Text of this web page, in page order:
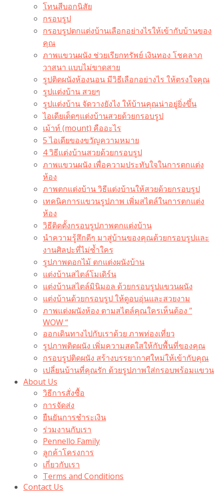
โทนสีบอกนิสัย
กรอบรูป
กรอบรูปตกแต่งบ้านเลือกอย่างไรให้เข้ากับบ้านของ
คุณ
ภาพแขวนผนัง ช่วยเรียกทรัพย์ เงินทอง โชคลาภ
วาสนา แบบไม่ขาดสาย
รูปติดผนังห้องนอน มีวิธีเลือกอย่างไร ให้ตรงใจคุณ
รูปแต่งบ้าน สวยๆ
รูปแต่งบ้าน จัดวางยังไง ให้บ้านคุณน่าอยู่ยิ่งขึ้น
ไอเดียเด็ดๆแต่งบ้านสวยด้วยกรอบรูป
เม้าท์ (mount) คืออะไร​
5 ไอเดียของขวัญความหมาย
4 วิธีแต่งบ้านสวยด้วยกรอบรูป
ภาพแขวนผนัง เพื่อความประทับใจในการตกแต่ง
ห้อง
ภาพตกแต่งบ้าน วิธีแต่งบ้านให้สวยด้วยกรอบรูป
เทคนิคการแขวนรูปภาพ เพิ่มสไตล์ในการตกแต่ง
ห้อง
วิธีติดตั้งกรอบรูปภาพตกแต่งบ้าน
นำความรู้สึกดีๆ มาสู่บ้านของคุณด้วยกรอบรูปและ
งานศิลปะที่ไม่ซ้ำใคร
รูปภาพดอกไม้ ตกแต่งผนังบ้าน
แต่งบ้านสไตล์โมเดิร์น
แต่งบ้านสไตล์มินิมอล ด้วยกรอบรูปแขวนผนัง
แต่งบ้านด้วยกรอบรูป ให้ดูอบอุ่นและสวยงาม
ภาพแต่งผนังห้อง ตามสไตล์คุณใครเห็นต้อง ”
WOW “
ออกเดินทางไปกับเราด้วย ภาพท่องเที่ยว
รูปภาพติดผนัง เพิ่มความสดใสให้กับพื้นที่ของคุณ
กรอบรูปติดผนัง สร้างบรรยากาศใหม่ให้เข้ากับคุณ
เปลี่ยนบ้านที่คุณรัก ด้วยรูปภาพใส่กรอบพร้อมแขวน​
About Us
วิธีการสั่งซื้อ
การจัดส่ง
ยืนยันการชำระเงิน
ร่วมงานกับเรา
Pennello Family
ลูกค้าโครงการ
เกี่ยวกับเรา
Terms and Conditions
Contact Us